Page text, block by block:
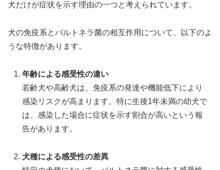
犬だけが症状を示す理由の一つと考えられています。
犬の免疫系とバルトネラ菌の相互作用について、以下のよ
うな特徴があります。
年齢による感受性の違い
若齢犬や高齢犬は、免疫系の発達や機能低下により
感染リスクが高まります。特に生後1年未満の幼犬で
は、感染した場合に症状を示す割合が高いという報
告があります。
犬種による感受性の差異